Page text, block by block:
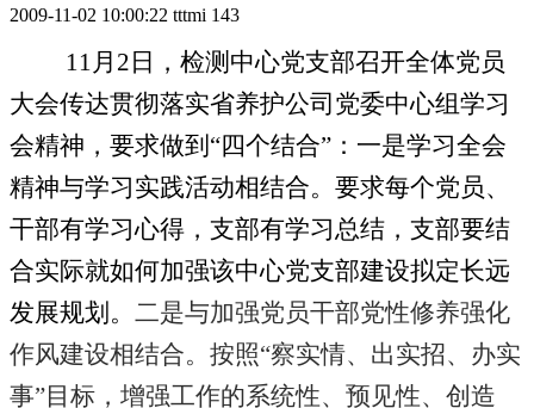
2009-11-02 10:00:22 tttmi 143
11月 2 日，检测中心党支部召开全体党员
大会传达贯彻落实省养护公司党委中心组学习
会精神，要求做到“四个结合”：一是学习全会
精神与学习实践活动相结合。要求每个党员、
干部有学习心得，支部有学习总结，支部要结
合实际就如何加强该中心党支部建设拟定长远
发展规划。 二是与加强党员干部党性修养强化
作风建设相结合。按照“察实情、出实招、办实
事”目标，增强工作的系统性、预见性、创造